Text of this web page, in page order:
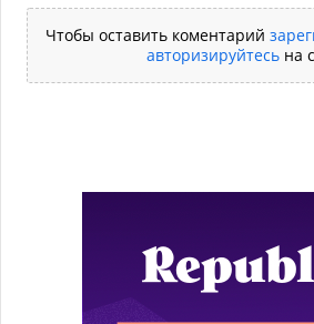
Чтобы оставить коментарий
авторизируйтесь на